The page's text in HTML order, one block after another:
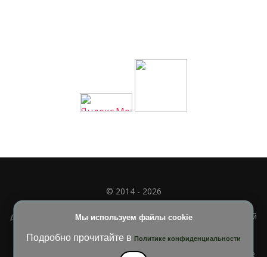
Мы используем файлы cookie
Подробно прочитайте в Политике конфиденциальности
© 2014 - 2026
Полное или частичное использование материала
допускается только при наличии активной и индексируемой
Blossom Diva | РазработанаТемы Blossom . На платформе